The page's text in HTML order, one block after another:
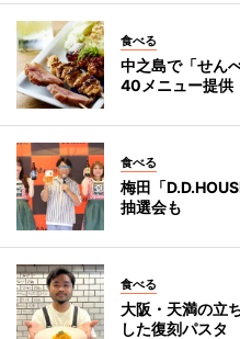
食べる
中之島で「せん
40メニュー提供
食べる
梅田「
抽選会も
食べる
大阪・天満の立
した復刻パスタ